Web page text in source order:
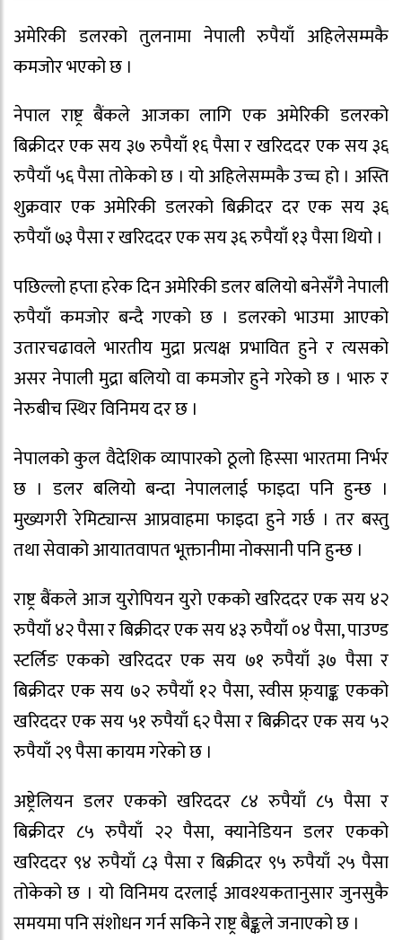
अमेरिकी डलरको तुलनामा नेपाली रुपैयाँ अहिलेसम्मकै
कमजोर भएको छ ।
नेपाल राष्ट्र बैंकले आजका लागि एक अमेरिकी डलरको
बिक्रीदर एक सय ३७ रुपैयाँ १६ पैसा र खरिददर एक सय ३६
रुपैयाँ ५६ पैसा तोकेको छ । यो अहिलेसम्मकै उच्च हो । अस्ति
शुक्रवार एक अमेरिकी डलरको बिक्रीदर दर एक सय ३६
रुपैयाँ ७३ पैसा र खरिददर एक सय ३६ रुपैयाँ १३ पैसा थियो ।
पछिल्लो हप्ता हरेक दिन अमेरिकी डलर बलियो बनेसँगै नेपाली
रुपैयाँ कमजोर बन्दै गएको छ । डलरको भाउमा आएको
उतारचढावले भारतीय मुद्रा प्रत्यक्ष प्रभावित हुने र त्यसको
असर नेपाली मुद्रा बलियो वा कमजोर हुने गरेको छ । भारु र
नेरुबीच स्थिर विनिमय दर छ ।
नेपालको कुल वैदेशिक व्यापारको ठूलो हिस्सा भारतमा निर्भर
छ । डलर बलियो बन्दा नेपाललाई फाइदा पनि हुन्छ ।
मुख्यगरी रेमिट्यान्स आप्रवाहमा फाइदा हुने गर्छ । तर बस्तु
तथा सेवाको आयातवापत भूक्तानीमा नोक्सानी पनि हुन्छ ।
राष्ट्र बैंकले आज युरोपियन युरो एकको खरिददर एक सय ४२
रुपैयाँ ४२ पैसा र बिक्रीदर एक सय ४३ रुपैयाँ ०४ पैसा, पाउण्ड
स्टर्लिङ एकको खरिददर एक सय ७१ रुपैयाँ ३७ पैसा र
बिक्रीदर एक सय ७२ रुपैयाँ १२ पैसा, स्वीस फ्र्याङ्क एकको
खरिददर एक सय ५१ रुपैयाँ ६२ पैसा र बिक्रीदर एक सय ५२
रुपैयाँ २९ पैसा कायम गरेको छ ।
अष्ट्रेलियन डलर एकको खरिददर ८४ रुपैयाँ ८५ पैसा र
बिक्रीदर ८५ रुपैयाँ २२ पैसा, क्यानेडियन डलर एकको
खरिददर ९४ रुपैयाँ ८३ पैसा र बिक्रीदर ९५ रुपैयाँ २५ पैसा
तोकेको छ । यो विनिमय दरलाई आवश्यकतानुसार जुनसुकै
समयमा पनि संशोधन गर्न सकिने राष्ट्र बैङ्कले जनाएको छ ।